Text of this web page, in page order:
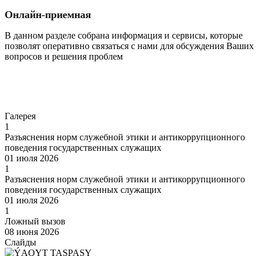
Онлайн-приемная
В данном разделе собрана информация и сервисы, которые
позволят оперативно связаться с нами для обсуждения Ваших
вопросов и решения проблем
Галерея
1
Разъяснения норм служебной этики и антикоррупционного
поведения государственных служащих
01 июля 2026
1
Разъяснения норм служебной этики и антикоррупционного
поведения государственных служащих
01 июля 2026
1
Ложный вызов
08 июня 2026
Слайды